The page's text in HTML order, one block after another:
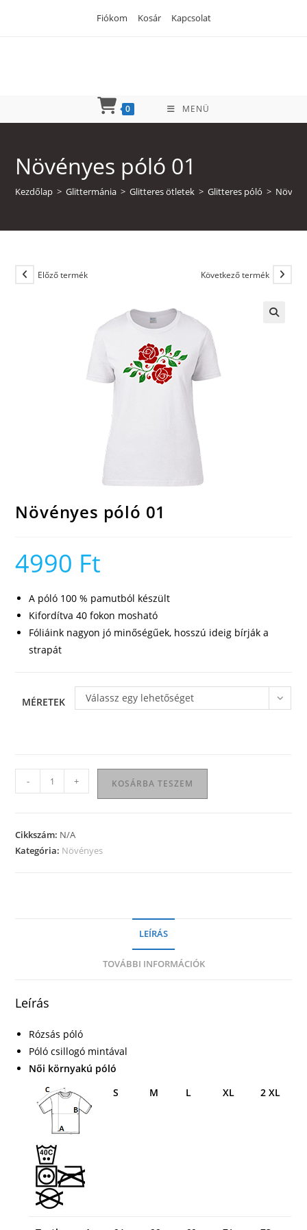
Fiókom Kosár Kapcsolat
0 MENÜ
Növényes póló 01
Kezdőlap > Glittermánia > Glitteres ötletek > Glitteres póló >
Előző termék Következő termék
Növényes póló 01
4990 Ft
A póló 100 % pamutból készült
Kifordítva 40 fokon mosható
Fóliáink nagyon jó minőségűek, hosszú ideig bírják a
strapát
MÉRETEK Válassz egy lehetőséget
Növényes
póló
mennyiség
- + KOSÁRBA TESZEM
Cikkszám: N/A
Kategória: Növényes
LEÍRÁS
TOVÁBBI INFORMÁCIÓK
Leírás
Rózsás póló
Póló csillogó mintával
Női környakú póló
S
M L XL 2 XL